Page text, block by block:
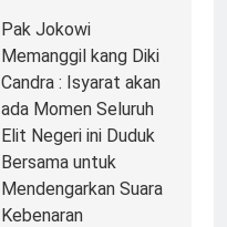
Pak Jokowi
Memanggil kang Diki
Candra : Isyarat akan
ada Momen Seluruh
Elit Negeri ini Duduk
Bersama untuk
Mendengarkan Suara
Kebenaran